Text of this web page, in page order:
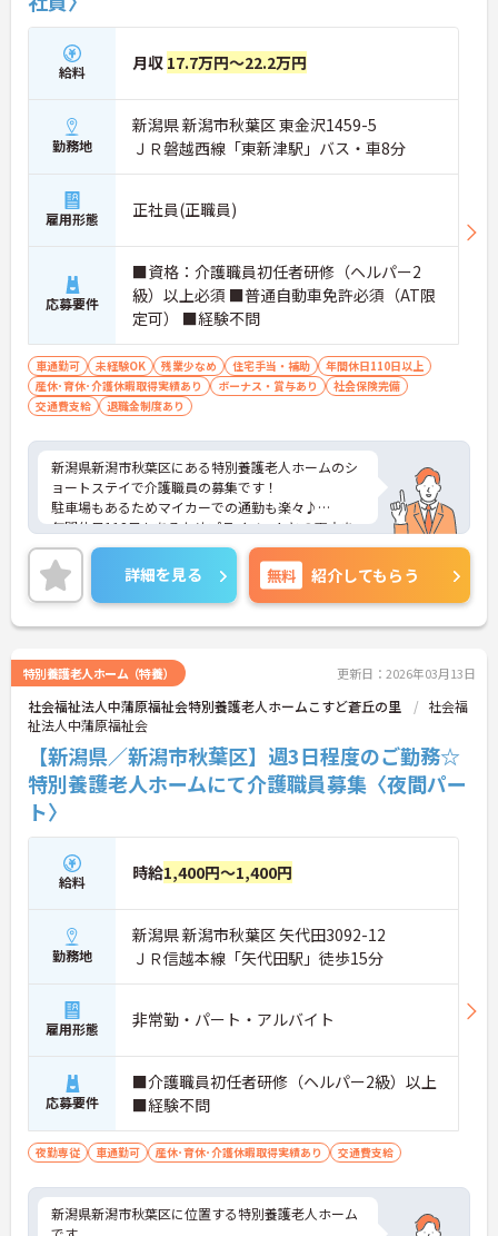
給料 月収 17.7万円～22.2万円
勤務地
新潟県 新潟市秋葉区 東金沢1459-5
ＪＲ磐越西線「東新津駅」バス・車8分
雇用形態 正社員(正職員)
応募要件
■資格：介護職員初任者研修（ヘルパー2
級）以上必須 ■普通自動車免許必須（AT限
定可） ■経験不問
車通勤可 未経験OK 残業少なめ 住宅手当・補助
年間休日110日以上
産休･育休･介護休暇取得実績あり
ボーナス・賞与あり
社会保険完備
交通費支給
退職金制度あり
新潟県新潟市秋葉区にある特別養護老人ホームのシ
ョートステイで介護職員の募集です！
駐車場もあるためマイカーでの通勤も楽々♪
年間休日112日もあるためプライベートとの両立を
目指す方におすすめの環境です◎
こちらの求人にご興味がございましたら面接のポイ
ントもお伝えしますので是非ご応募お待ちしており
ます。
詳細を見る 無料 紹介してもらう
特別養護老人ホーム（特養） 更新日：2026年03月13日
社会福祉法人中蒲原福祉会特別養護老人ホームこすど蒼丘の里
社会福
祉法人中蒲原福祉会
【新潟県／新潟市秋葉区】週3日程度のご勤務☆
特別養護老人ホームにて介護職員募集〈夜間パー
ト〉
給料 時給1,400円～1,400円
勤務地
新潟県 新潟市秋葉区 矢代田3092-12
ＪＲ信越本線「矢代田駅」徒歩15分
雇用形態 非常勤・パート・アルバイト
応募要件
■介護職員初任者研修（ヘルパー2級）以上
■経験不問
夜勤専従 車通勤可 産休･育休･介護休暇取得実績あり 交通費支給
新潟県新潟市秋葉区に位置する特別養護老人ホーム